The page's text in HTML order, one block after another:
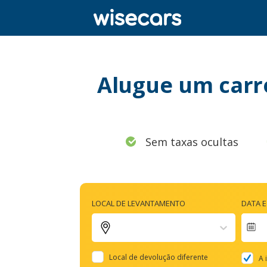
Alugue um
Sem taxas ocultas
LOCAL DE LEVANTAMENTO
Local de devolução diferente
DATA
to
A